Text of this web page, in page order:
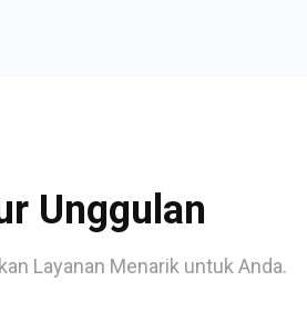
Unggulan
Layanan Menarik untuk Anda.